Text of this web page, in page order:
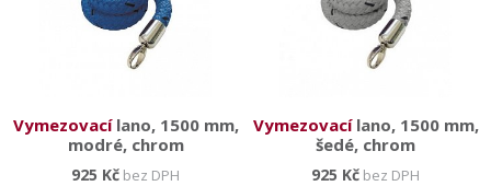
Vymezovacílano, 1500 mm,
modré, chrom
925 Kč bez DPH
Vymezovacílano, 1500 mm,
šedé, chrom
925 Kč bez DPH